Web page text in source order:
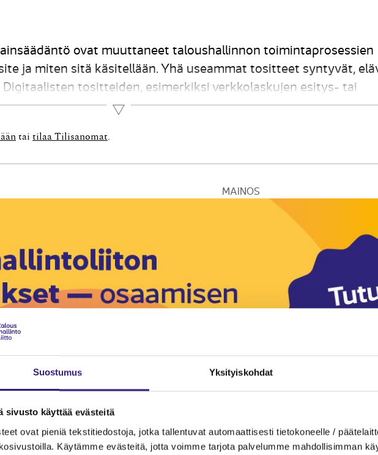
Suostumus Yksityiskohdat
sivusto käyttää evästeitä
ovat pieniä tekstitiedostoja, jotka tallentuvat automaattisesti tietokoneelle /
Käytämme evästeitä, jotta voimme tarjota palvelumme mahdollisimman
ovat muuttaneet taloushallinnon toimintaprosessien
ja miten sitä käsitellään. Yhä useammat tositteet syntyvät,
tositteiden, esimerkiksi verkkolaskujen esitys- tai
usein elinkaaren aikana. Paperitositteitakin skannataan ja...
Lue lisää
tai tilaa Tilisanomat
MAINOS